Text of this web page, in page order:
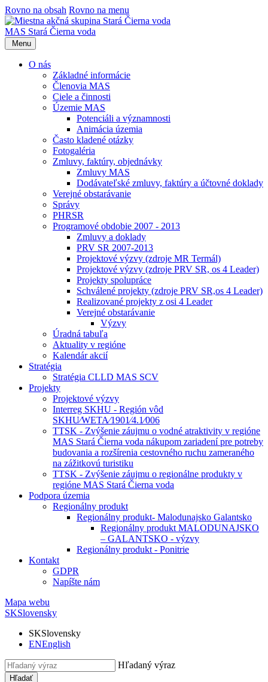
Rovno na obsah Rovno na menu
MAS Stará Čierna voda
Menu
O nás
Základné informácie
Členovia MAS
Ciele a činnosti
Územie MAS
Potenciáli a významnosti
Animácia územia
Často kladené otázky
Fotogaléria
Zmluvy, faktúry, objednávky
Zmluvy MAS
Dodávateľské zmluvy, faktúry a účtovné doklady
Verejné obstarávanie
Správy
PHRSR
Programové obdobie 2007 - 2013
Zmluvy a doklady
PRV SR 2007-2013
Projektové výzvy (zdroje MR Termál)
Projektové výzvy (zdroje PRV SR, os 4 Leader)
Projekty spolupráce
Schválené projekty (zdroje PRV SR,os 4 Leader)
Realizované projekty z osi 4 Leader
Verejné obstarávanie
Výzvy
Úradná tabuľa
Aktuality v regióne
Kalendár akcií
Stratégia
Stratégia CLLD MAS SCV
Projekty
Projektové výzvy
Interreg SKHU - Región vôd
SKHU⁄WETA⁄1901⁄4.1⁄006
TTSK - Zvýšenie záujmu o vodné atraktivity v regióne
MAS Stará Čierna voda nákupom zariadení pre potreby
budovania a rozšírenia cestovného ruchu zameraného
na zážitkovú turistiku
TTSK - Zvýšenie záujmu o regionálne produkty v
regióne MAS Stará Čierna voda
Podpora územia
Regionálny produkt
Regionálny produkt- Malodunajsko Galantsko
Regionálny produkt MALODUNAJSKO
– GALANTSKO - výzvy
Regionálny produkt - Ponitrie
Kontakt
GDPR
Napíšte nám
Mapa webu
SKSlovensky
SKSlovensky
ENEnglish
Hľadaný výraz
Hľadať